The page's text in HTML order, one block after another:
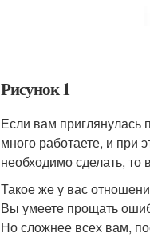
Рисунок 1
Если вам приглянулась
много работаете, и при
необходимо сделать,
Такое же у вас
Вы умеете прощать
Но сложнее всех вам,